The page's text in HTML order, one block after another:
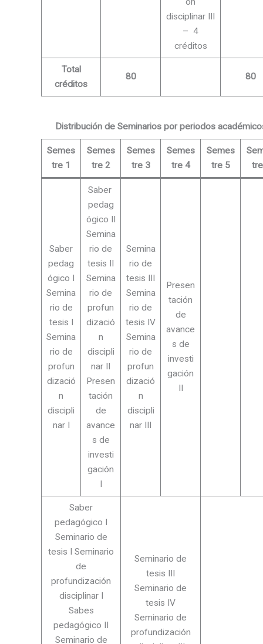
disciplinar III
– 4
créditos
Total
créditos
80 80
Distribución de Seminarios por periodos
Semes
tre 1
Semes
tre 2
Semes
tre 3
Semes
tre 4
Semes
tre 5
Saber
pedag
ógico I
Semina
rio de
tesis I
Semina
rio de
profun
dizació
n
discipli
nar I
Saber
pedag
ógico II
Semina
rio de
tesis II
Semina
rio de
profun
dizació
n
discipli
nar II
Presen
tación
de
avance
s de
investi
gación
I
Semina
rio de
tesis III
Semina
rio de
tesis IV
Semina
rio de
profun
dizació
n
discipli
nar III
Presen
tación
de
avance
s de
investi
gación
II
Saber
pedagógico I
Seminario de
tesis I Seminario
de
profundización
disciplinar I
Sabes
pedagógico II
Seminario de
Seminario de
tesis III
Seminario de
tesis IV
Seminario de
profundización